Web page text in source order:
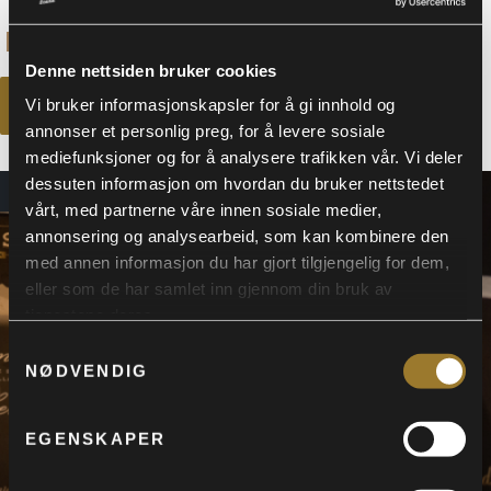
Denne nettsiden bruker cookies
Vi bruker informasjonskapsler for å gi innhold og
annonser et personlig preg, for å levere sosiale
mediefunksjoner og for å analysere trafikken vår. Vi deler
dessuten informasjon om hvordan du bruker nettstedet
vårt, med partnerne våre innen sosiale medier,
annonsering og analysearbeid, som kan kombinere den
med annen informasjon du har gjort tilgjengelig for dem,
eller som de har samlet inn gjennom din bruk av
NØDVENDIG
EGENSKAPER
KR
BILLETTER
LUKKET